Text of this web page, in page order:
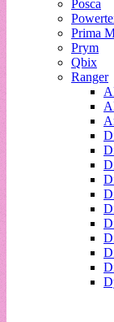
Posca
Prima
Prym
Qbix
Ranger